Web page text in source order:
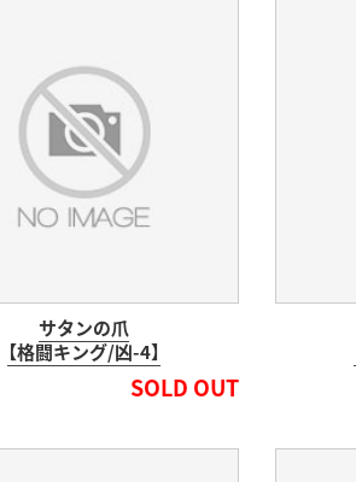
サタンの爪
【格闘キング/凶-4】
SOLD OUT